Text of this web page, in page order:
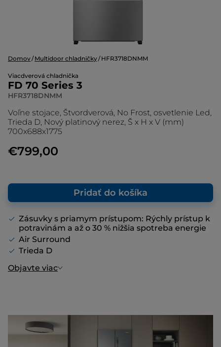
Domov Multidoor chladničky HFR3718DNMM
Viacdverová chladnička
FD 70 Series 3
HFR3718DNMM
Voľne stojace, Štvordverová, No Frost, osvetlenie Led,
Trieda D, Nový platinový nerez, Š x H x V (mm)
700x688x1775
€799,00
Pridať do košíka
Zásuvky s priamym prístupom: Rýchly prístup k
potravinám a až o 30 % nižšia spotreba energie
Air Surround
Trieda D
Objavte viac